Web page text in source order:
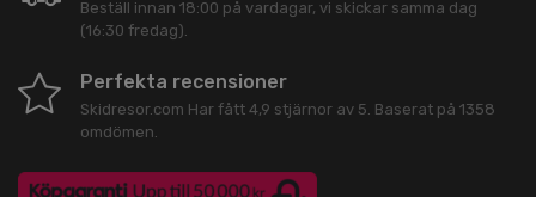
Beställ innan 18:00 på vardagar, vi skickar samma dag
(16:30 fredag).
Perfekta recensioner
Skidresor.com Har fått 4,9 stjärnor av 5 . Baserat på 1358
omdömen.